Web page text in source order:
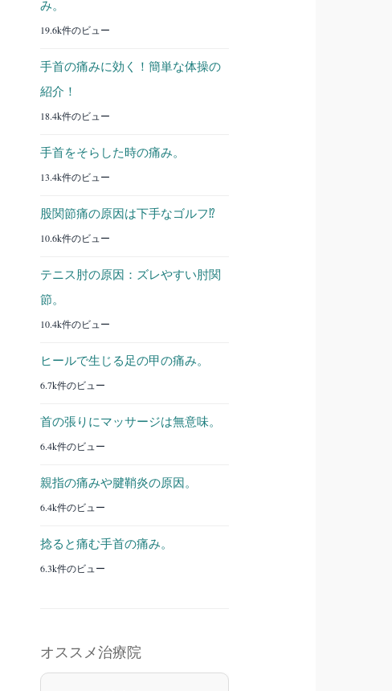
み。
19.6k件のビュー
手首の痛みに効く！簡単な体操の
紹介！
18.4k件のビュー
手首をそらした時の痛み。
13.4k件のビュー
股関節痛の原因は下手なゴルフ⁉︎
10.6k件のビュー
テニス肘の原因：ズレやすい肘関
節。
10.4k件のビュー
ヒールで生じる足の甲の痛み。
6.7k件のビュー
首の張りにマッサージは無意味。
6.4k件のビュー
親指の痛みや腱鞘炎の原因。
6.4k件のビュー
捻ると痛む手首の痛み。
6.3k件のビュー
オススメ治療院